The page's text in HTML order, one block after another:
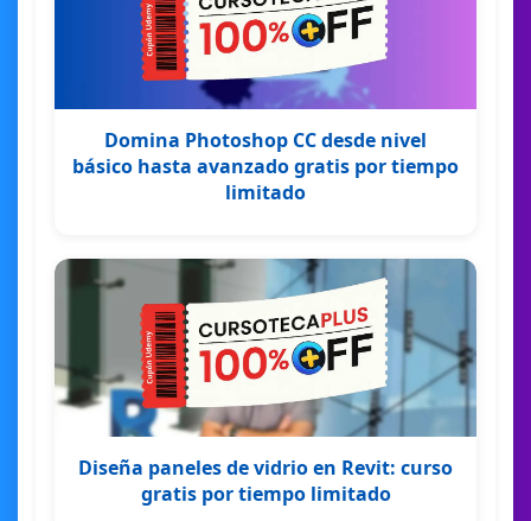
Domina Photoshop CC desde nivel
básico hasta avanzado gratis por tiempo
limitado
Diseña paneles de vidrio en Revit: curso
gratis por tiempo limitado